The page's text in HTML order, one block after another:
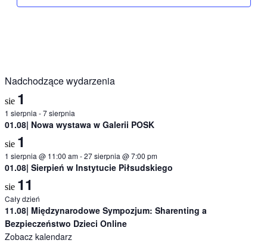
Nadchodzące wydarzenia
sie 1
1 sierpnia -7 sierpnia
01.08| Nowa wystawa w Galerii POSK
sie 1
1 sierpnia @ 11:00 am-27 sierpnia @ 7:00 pm
01.08| Sierpień w Instytucie Piłsudskiego
sie 11
Cały dzień
11.08| Międzynarodowe Sympozjum: Sharenting a
Bezpieczeństwo Dzieci Online
Zobacz kalendarz